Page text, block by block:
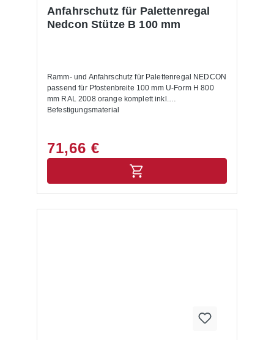
Anfahrschutz für Palettenregal
Nedcon Stütze B 100 mm
Ramm- und Anfahrschutz für Palettenregal NEDCON
passend für Pfostenbreite 100 mm U-Form H 800
mm RAL 2008 orange komplett inkl.
Befestigungsmaterial
71,66 €